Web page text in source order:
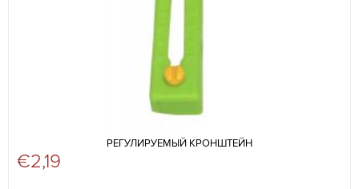
РЕГУЛИРУЕМЫЙ КРОНШТЕЙН
€2,19